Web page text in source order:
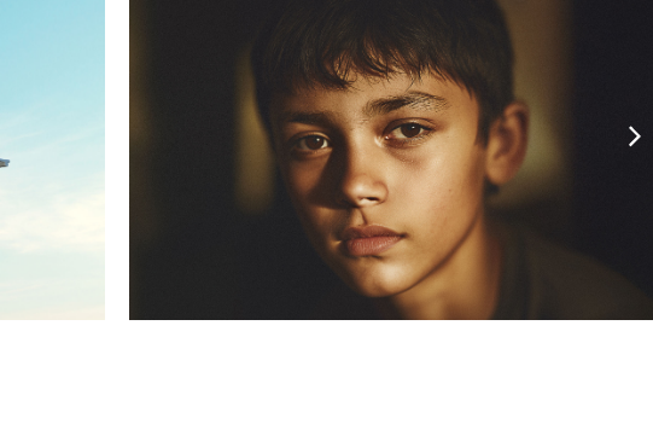
Instituto Família Feliz
transforma perspectivas
em campanha da Free.
Instituto Família Feliz